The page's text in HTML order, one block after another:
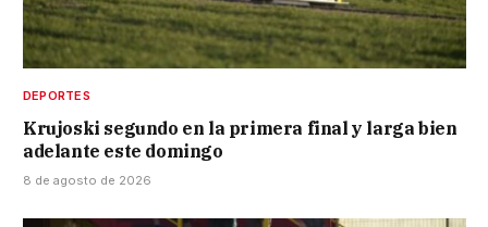
DEPORTES
Krujoski segundo en la primera final y larga bien
adelante este domingo
8 de agosto de 2026